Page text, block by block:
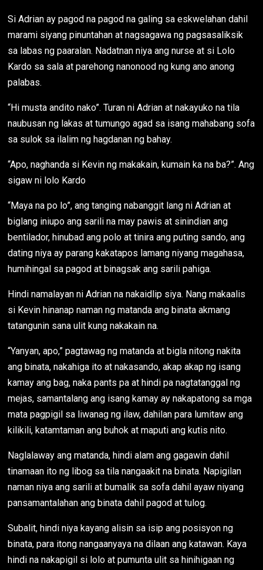
Si Adrian ay pagod na pagod na galing sa eskwelahan dahil
marami siyang pinuntahan at nagsagawa ng pagsasaliksik
sa labas ng paaralan. Nadatnan niya ang nurse at si Lolo
Kardo sa sala at parehong nanonood ng kung ano anong
palabas.
“Hi musta andito nako”. Turan ni Adrian at nakayuko na tila
naubusan ng lakas at tumungo agad sa isang mahabang sofa
sa sulok sa ilalim ng hagdanan ng bahay.
“Apo, naghanda si Kevin ng makakain, kumain ka na ba?”. Ang
sigaw ni lolo Kardo
“Maya na po lo”, ang tanging nabanggit lang ni Adrian at
biglang iniupo ang sarili na may pawis at sinindian ang
bentilador, hinubad ang polo at tinira ang puting sando, ang
dating niya ay parang kakatapos lamang niyang magahasa,
humihingal sa pagod at binagsak ang sarili pahiga.
Hindi namalayan ni Adrian na nakaidlip siya. Nang makaalis
si Kevin hinanap naman ng matanda ang binata akmang
tatangunin sana ulit kung nakakain na.
“Yanyan, apo,” pagtawag ng matanda at bigla nitong nakita
ang binata, nakahiga ito at nakasando, akap akap ng isang
kamay ang bag, naka pants pa at hindi pa nagtatanggal ng
mejas, samantalang ang isang kamay ay nakapatong sa mga
mata pagpigil sa liwanag ng ilaw, dahilan para lumitaw ang
kilikili, katamtaman ang buhok at maputi ang kutis nito.
Naglalaway ang matanda, hindi alam ang gagawin dahil
tinamaan ito ng libog sa tila nangaakit na binata. Napigilan
naman niya ang sarili at bumalik sa sofa dahil ayaw niyang
pansamantalahan ang binata dahil pagod at tulog.
Subalit, hindi niya kayang alisin sa isip ang posisyon ng
binata, para itong nangaanyaya na dilaan ang katawan. Kaya
hindi na nakapigil si lolo at pumunta ulit sa hinihigaan ng